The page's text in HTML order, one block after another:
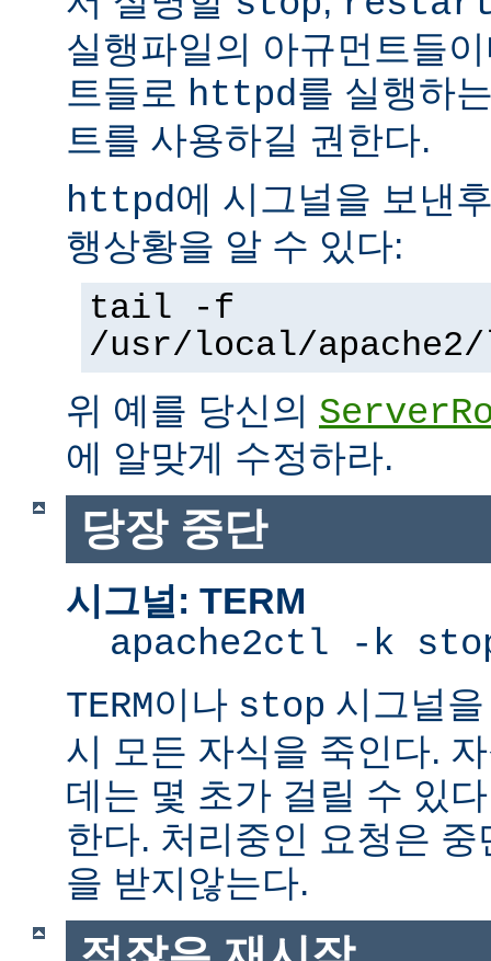
실행파일의 아규먼트들
트들로 httpd를 실행하
트를 사용하길 권한다.
httpd에 시그널을 보낸
행상황을 알 수 있다:
tail -f
/usr/local/
위 예를 당신의
에 알맞게 수정하라.
당장 중단
시그널: TERM
apache2ctl -k
TERM이나 stop 시그널
시 모든 자식을 죽인다.
데는 몇 초가 걸릴 수 있
한다. 처리중인 요청은
을 받지않는다.